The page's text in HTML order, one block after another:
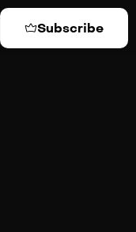
Subscribe